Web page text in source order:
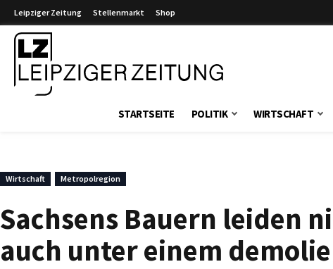
Leipziger Zeitung Stellenmarkt Shop
STARTSEITE POLITIK WIRTSCHAFT
Wirtschaft Metropolregion
Sachsens Bauern leiden
auch unter einem